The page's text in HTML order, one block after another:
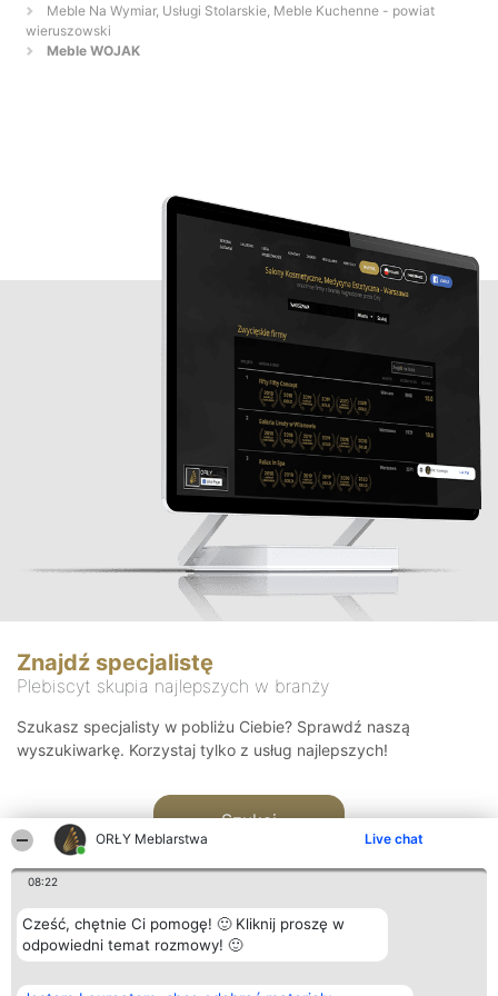
ORŁY Meblarstwa Live chat
08:22
Cześć, chętnie Ci pomogę! 🙂 Kliknij proszę w
odpowiedni temat rozmowy! 🙂
Meble Na Wymiar, Usługi Stolarskie, Meble Kuchenne - powiat
wieruszowski
Meble WOJAK
Znajdź specjalistę
Plebiscyt skupia najlepszych w branży
Szukasz specjalisty w pobliżu Ciebie? Sprawdź naszą
wyszukiwarkę. Korzystaj tylko z usług najlepszych!
Szukaj
Organizator plebiscytu Plebiscyt Kontakt